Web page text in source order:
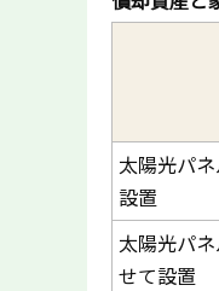
太陽光パ
設置
太陽光パ
せて設置